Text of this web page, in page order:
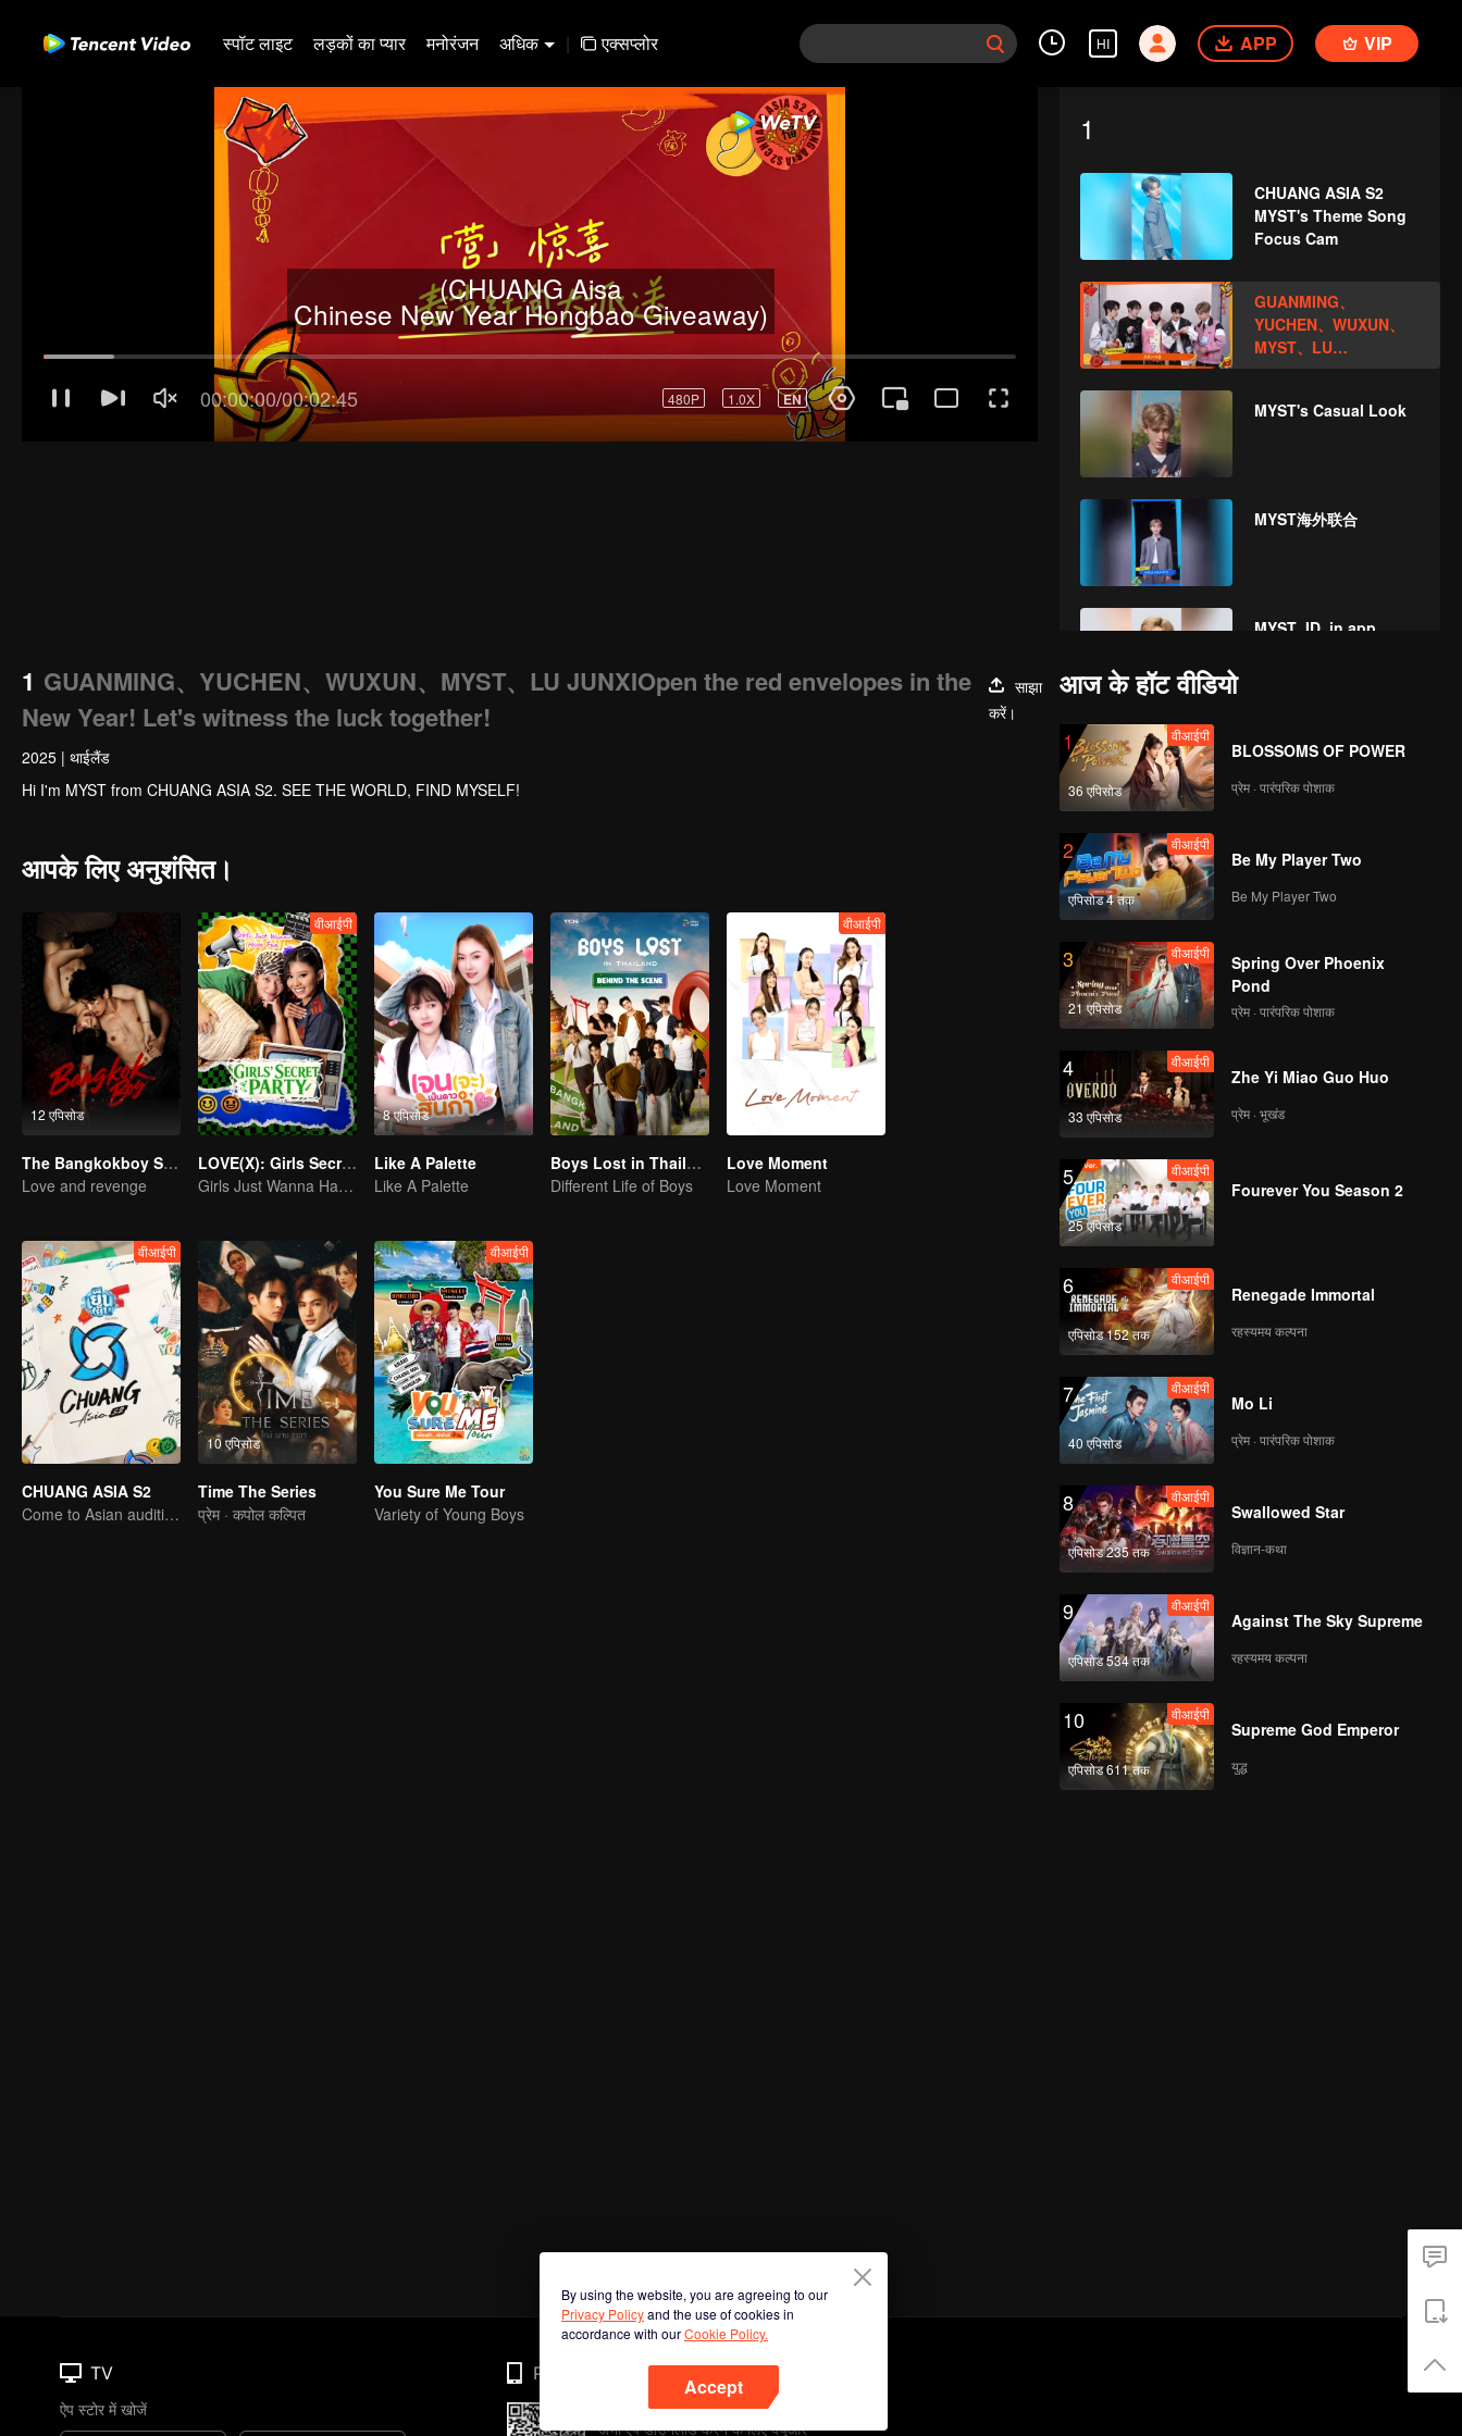
स्पॉट लाइट लड़कों का प्यार मनोरंजन अधिक | एक्सप्लोर HI APP VIP
1
CHUANG ASIA S2
MYST's Theme Song
Focus Cam
GUANMING、
YUCHEN、WUXUN、
MYST、LU
JUNXIOpen the red
Year! Let's witness
MYST's Casual Look
MYST海外联合
MYST_ID_in app
1 GUANMING、YUCHEN、WUXUN、MYST、LU JUNXIOpen the red envelopes in the
New Year! Let's witness the luck together!
साझा
करें।
2025 | थाईलैंड
Hi I'm MYST from CHUANG ASIA S2. SEE THE WORLD, FIND MYSELF!
आपके लिए अनुशंसित।
12 एपिसोड
The Bangkokboy Series
Love and revenge
वीआईपी
LOVE(X): Girls Secret Party
Girls Just Wanna Have Fun
8 एपिसोड
Like A Palette
Like A Palette
Boys Lost in Thailand·Behind the Scene
Different Life of Boys
वीआईपी
Love Moment
Love Moment
वीआईपी
CHUANG ASIA S2
Come to Asian auditions and pick your idol
10 एपिसोड
Time The Series
प्रेम · कपोल कल्पित
वीआईपी
You Sure Me Tour
Variety of Young Boys
आज के हॉट वीडियो
1
36 एपिसोड
वीआईपी
BLOSSOMS OF POWER
प्रेम · पारंपरिक पोशाक
2
एपिसोड 4 तक
वीआईपी
Be My Player Two
Be My Player Two
3
21 एपिसोड
वीआईपी
Spring Over Phoenix
Pond
प्रेम · पारंपरिक पोशाक
4
33 एपिसोड
वीआईपी
Zhe Yi Miao Guo Huo
प्रेम · भूखंड
5
25 एपिसोड
वीआईपी
Fourever You Season 2
6
एपिसोड 152 तक
वीआईपी
Renegade Immortal
रहस्यमय कल्पना
7
40 एपिसोड
वीआईपी
Mo Li
प्रेम · पारंपरिक पोशाक
8
एपिसोड 235 तक
वीआईपी
Swallowed Star
विज्ञान-कथा
9
एपिसोड 534 तक
वीआईपी
Against The Sky Supreme
रहस्यमय कल्पना
10
एपिसोड 611 तक
वीआईपी
Supreme God Emperor
युद्ध
By using the website, you are agreeing to our
Privacy Policyand the use of cookies in
accordance with ourCookie Policy.
Accept
TV
ऐप स्टोर में खोजें
Phone
अभी ऐप डाउनलोड करने के लिए क्यूआर